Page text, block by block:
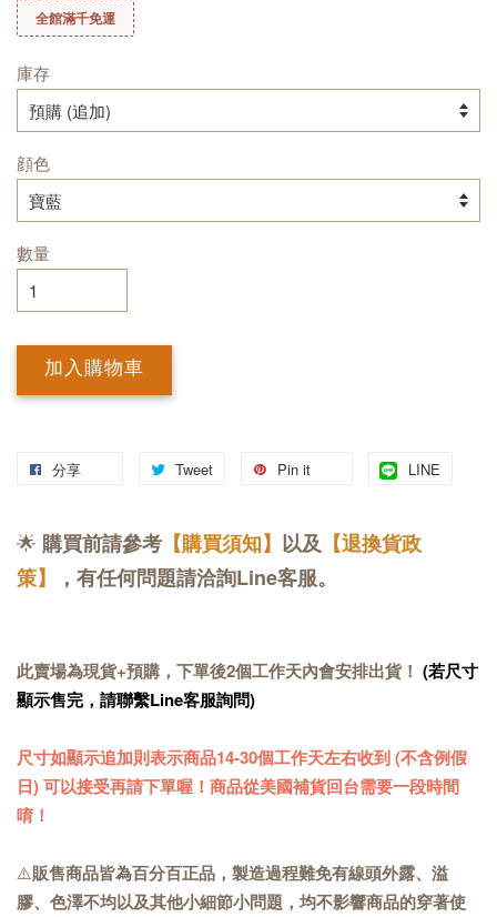
全館滿千免運
庫存
顔色
數量
加入購物車
分享 Tweet Pin it LINE
🌟 購買前請參考 【購買須知】 以及 【退換貨政
策】
，有任何問題請洽詢Line客服。
此賣場為現貨+預購，下單後2個工作天內會安排出貨！ (若尺寸
顯示售完，請聯繫Line客服詢問)
尺寸如顯示追加則表示商品14-30個工作天左右收到 (不含例假
日) 可以接受再請下單喔！商品從美國補貨回台需要一段時間
唷！
⚠️販售商品皆為百分百正品，製造過程難免有線頭外露、溢
膠、色澤不均以及其他小細節小問題，均不影響商品的穿著使